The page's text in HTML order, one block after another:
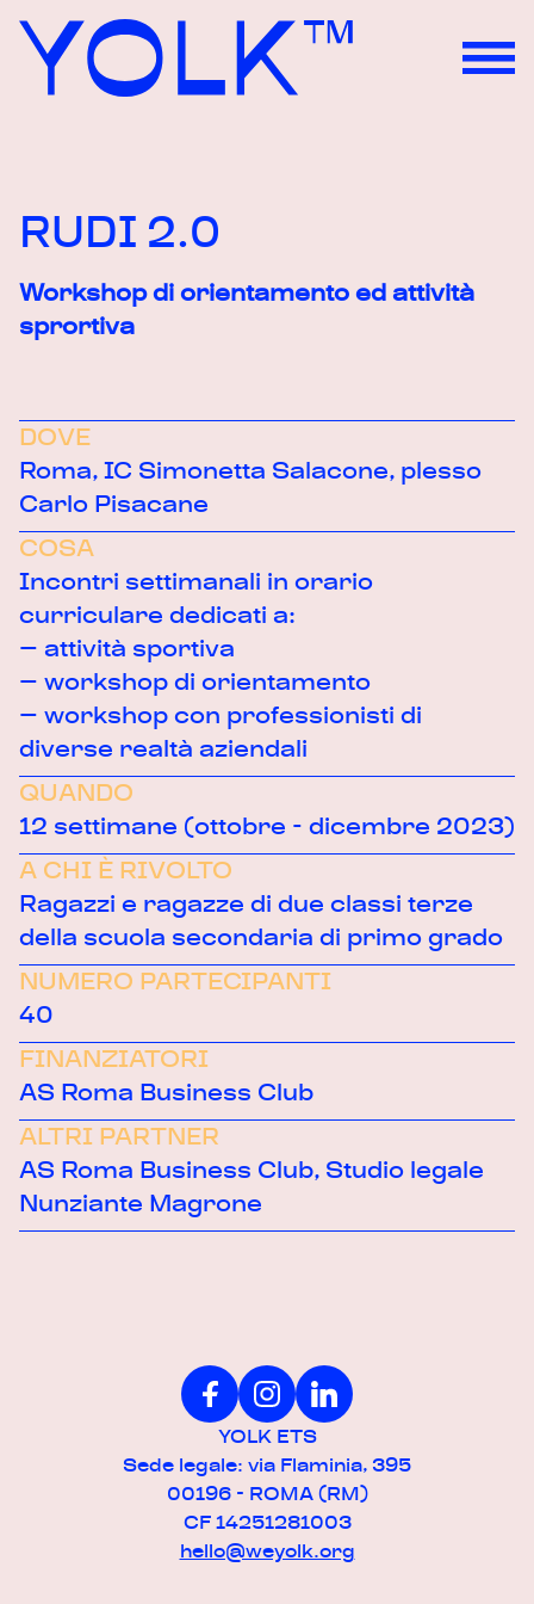
RUDI 2.0
Workshop di orientamento ed attività
sprortiva
DOVE
Roma, IC Simonetta Salacone, plesso
Carlo Pisacane
COSA
Incontri settimanali in orario
curriculare dedicati a:
– attività sportiva
– workshop di orientamento
– workshop con professionisti di
diverse realtà aziendali
QUANDO
12 settimane (ottobre - dicembre 2023)
A CHI È RIVOLTO
Ragazzi e ragazze di due classi terze
della scuola secondaria di primo grado
NUMERO PARTECIPANTI
40
FINANZIATORI
AS Roma Business Club
ALTRI PARTNER
AS Roma Business Club, Studio legale
Nunziante Magrone
YOLK ETS
Sede legale: via Flaminia, 395
00196 - ROMA (RM)
CF 14251281003
hello@weyolk.org